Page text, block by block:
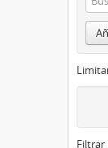
Filtrar